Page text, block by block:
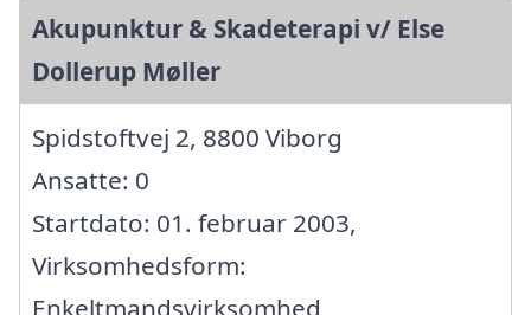
Akupunktur & Skadeterapi v/ Else
Dollerup Møller
Spidstoftvej 2, 8800 Viborg
Ansatte: 0
Startdato: 01. februar 2003,
Virksomhedsform:
Enkeltmandsvirksomhed